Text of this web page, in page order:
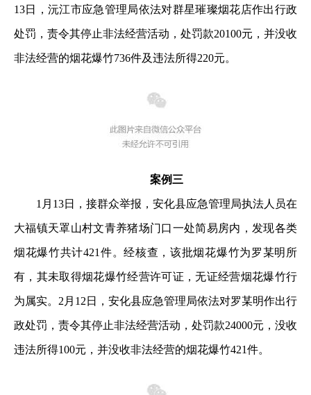
13日，沅江市应急管理局依法对群星璀璨烟花店作出行政
处罚，责令其停止非法经营活动，处罚款20100元，并没收
非法经营的烟花爆竹736件及违法所得220元。
案例三
1月13日，接群众举报，安化县应急管理局执法人员在
大福镇天罩山村文青养猪场门口一处简易房内，发现各类
烟花爆竹共计421件。经核查，该批烟花爆竹为罗某明所
有，其未取得烟花爆竹经营许可证，无证经营烟花爆竹行
为属实。2月12日，安化县应急管理局依法对罗某明作出行
政处罚，责令其停止非法经营活动，处罚款24000元，没收
违法所得100元，并没收非法经营的烟花爆竹421件。